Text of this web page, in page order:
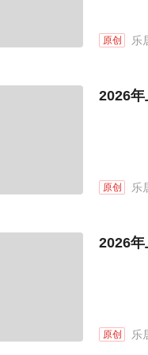
原创 乐
2026
原创 乐
2026
原创 乐